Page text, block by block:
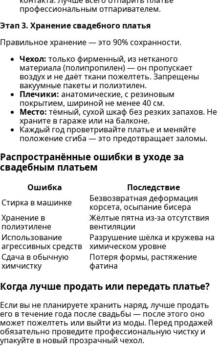
профессиональным отпаривателем.
Этап 3. Хранение свадебного платья
Правильное хранение — это 90% сохранности.
Чехол: только фирменный, из нетканого
материала (полипропилен) — он пропускает
воздух и не даёт ткани пожелтеть. Запрещены
вакуумные пакеты и полиэтилен.
Плечики: анатомические, с резиновым
покрытием, шириной не менее 40 см.
Место: тёмный, сухой шкаф без резких запахов. Не
храните в гараже или на балконе.
Каждый год проветривайте платье и меняйте
положение сгиба — это предотвращает заломы.
Распространённые ошибки в уходе за
свадебным платьем
Ошибка
Последствие
Стирка в машинке
Безвозвратная деформация
корсета, осыпание бисера
Хранение в
полиэтилене
Жёлтые пятна из-за отсутствия
вентиляции
Использование
агрессивных средств
Разрушение шёлка и кружева на
химическом уровне
Сдача в обычную
химчистку
Потеря формы, растяжение
фатина
Когда лучше продать или передать платье?
Если вы не планируете хранить наряд, лучше продать
его в течение года после свадьбы — после этого оно
может пожелтеть или выйти из моды. Перед продажей
обязательно проведите профессиональную чистку и
упакуйте в новый прозрачный чехол.